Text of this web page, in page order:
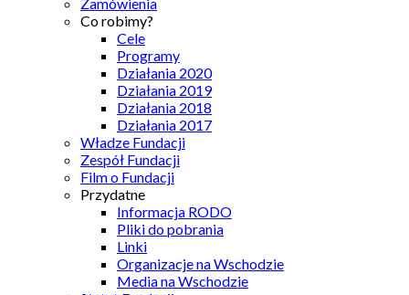
Co robimy?
Cele
Programy
Działania 2020
Działania 2019
Działania 2018
Działania 2017
Władze Fundacji
Zespół Fundacji
Film o Fundacji
Przydatne
Informacja RODO
Pliki do pobrania
Linki
Organizacje na Wschodzie
Media na Wschodzie